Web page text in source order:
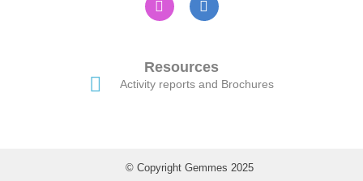
Resources
Activity reports and Brochures
© Copyright Gemmes 2025